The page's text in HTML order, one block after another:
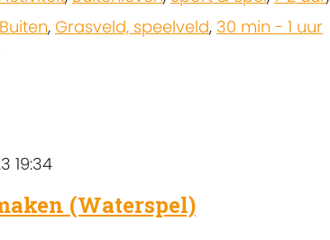
Buiten, Grasveld, speelveld, 30 min - 1 uur
19:34
(Waterspel)